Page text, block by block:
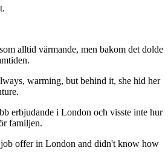
alltid värmande, men bakom det dolde
warming, but behind it, she hid her
erbjudande i London och visste inte hur
familjen.
job offer in London and didn't know how